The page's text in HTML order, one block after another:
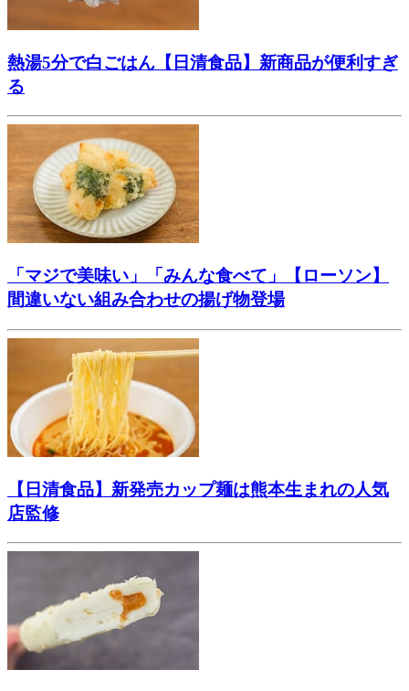
熱湯5分で白ごはん【日清食品】新商品が便利すぎ
る
「マジで美味い」「みんな食べて」【ローソン】
間違いない組み合わせの揚げ物登場
【日清食品】新発売カップ麺は熊本生まれの人気
店監修